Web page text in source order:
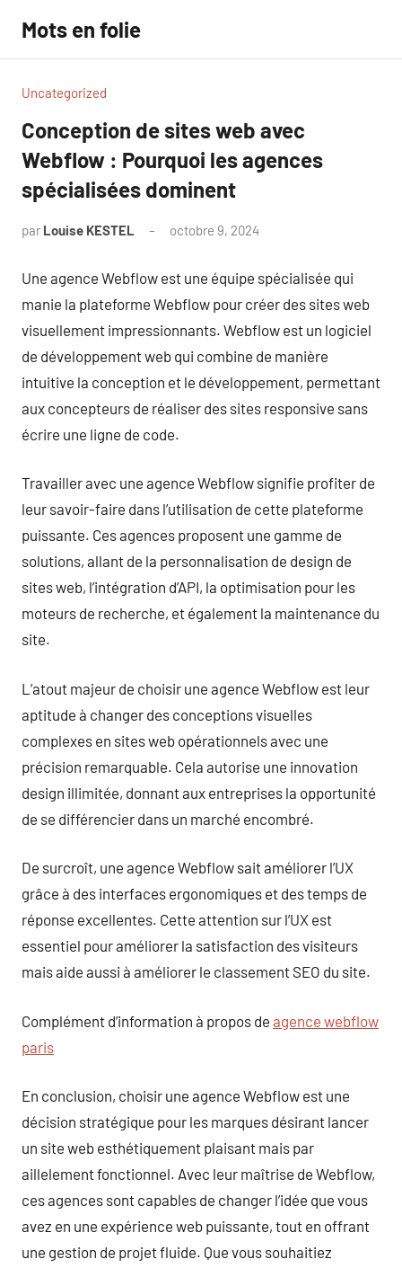
contenu
Mots en folie
Uncategorized
Conception de sites web avec
Webflow : Pourquoi les agences
spécialisées dominent
par Louise KESTEL octobre 9, 2024
Une agence Webflow est une équipe spécialisée qui
manie la plateforme Webflow pour créer des sites web
visuellement impressionnants. Webflow est un logiciel
de développement web qui combine de manière
intuitive la conception et le développement, permettant
aux concepteurs de réaliser des sites responsive sans
écrire une ligne de code.
Travailler avec une agence Webflow signifie profiter de
leur savoir-faire dans l’utilisation de cette plateforme
puissante. Ces agences proposent une gamme de
solutions, allant de la personnalisation de design de
sites web, l’intégration d’API, la optimisation pour les
moteurs de recherche, et également la maintenance du
site.
L’atout majeur de choisir une agence Webflow est leur
aptitude à changer des conceptions visuelles
complexes en sites web opérationnels avec une
précision remarquable. Cela autorise une innovation
design illimitée, donnant aux entreprises la opportunité
de se différencier dans un marché encombré.
De surcroît, une agence Webflow sait améliorer l’UX
grâce à des interfaces ergonomiques et des temps de
réponse excellentes. Cette attention sur l’UX est
essentiel pour améliorer la satisfaction des visiteurs
mais aide aussi à améliorer le classement SEO du site.
Complément d’information à propos de agence webflow
paris
En conclusion, choisir une agence Webflow est une
décision stratégique pour les marques désirant lancer
un site web esthétiquement plaisant mais par
aillelement fonctionnel. Avec leur maîtrise de Webflow,
ces agences sont capables de changer l’idée que vous
avez en une expérience web puissante, tout en offrant
une gestion de projet fluide. Que vous souhaitiez